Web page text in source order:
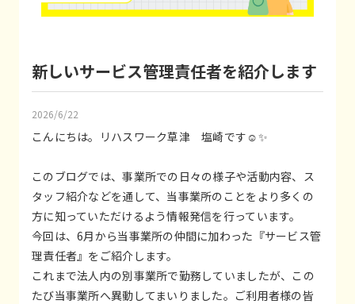
新しいサービス管理責任者を紹介します
2026/6/22
こんにちは。リハスワーク草津 塩崎です☺️✨
このブログでは、事業所での日々の様子や活動内容、ス
タッフ紹介などを通して、当事業所のことをより多くの
方に知っていただけるよう情報発信を行っています。
今回は、6月から当事業所の仲間に加わった『サービス管
理責任者』をご紹介します。
これまで法人内の別事業所で勤務していましたが、この
たび当事業所へ異動してまいりました。ご利用者様の皆